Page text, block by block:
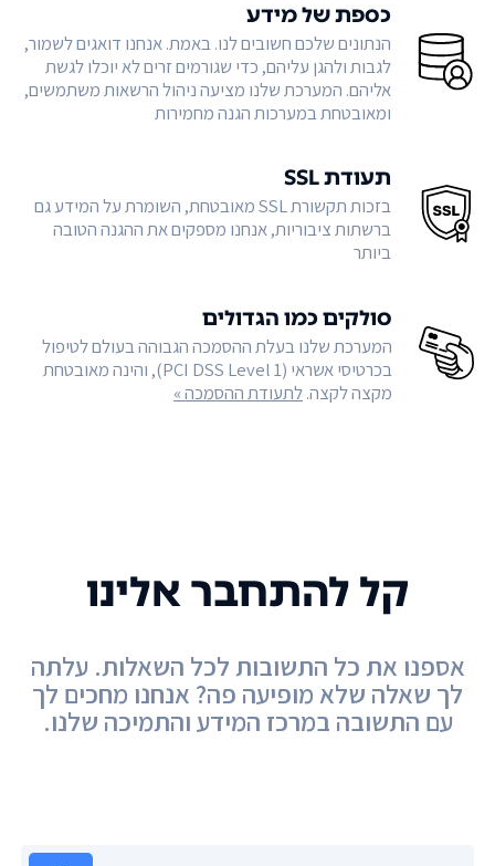
כספת של מידע
הנתונים שלכם חשובים לנו. באמת. אנחנו דואגים לשמור,
לגבות ולהגן עליהם, כדי שגורמים זרים לא יוכלו לגשת
אליהם. המערכת שלנו מציעה ניהול הרשאות משתמשים,
ומאובטחת במערכות הגנה מחמירות
תעודת SSL
בזכות תקשורת SSL מאובטחת, השומרת על המידע גם
ברשתות ציבוריות, אנחנו מספקים את ההגנה הטובה
ביותר
סולקים כמו הגדולים
המערכת שלנו בעלת ההסמכה הגבוהה בעולם לטיפול
בכרטיסי אשראי (PCI DSS Level 1), והינה מאובטחת
מקצה לקצה.לתעודת ההסמכה »
קל להתחבר אלינו
אספנו את כל התשובות לכל השאלות. עלתה
לך שאלה שלא מופיעה פה? אנחנו מחכים לך
עם התשובה במרכז המידע והתמיכה שלנו.